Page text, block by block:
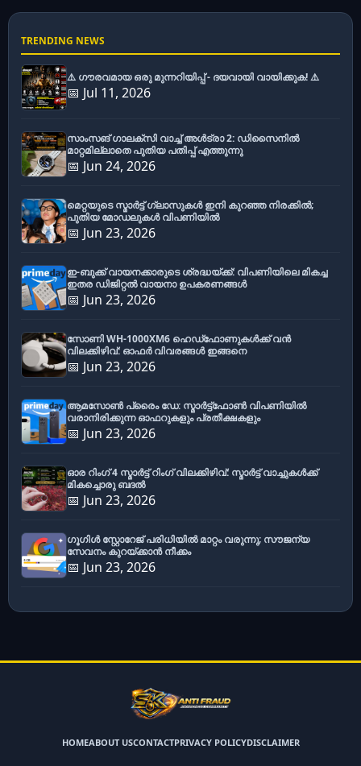
TRENDING NEWS
⚠️ ഗൗരവമായ ഒരു മുന്നറിയിപ്പ് - ദയവായി വായിക്കുക! ⚠️
📅 Jul 11, 2026
സാംസങ് ഗാലക്സി വാച്ച് അൾട്രാ 2: ഡിസൈനിൽ
മാറ്റമില്ലാതെ പുതിയ പതിപ്പ് എത്തുന്നു
📅 Jun 24, 2026
മെറ്റയുടെ സ്മാർട്ട് ഗ്ലാസുകൾ ഇനി കുറഞ്ഞ നിരക്കിൽ;
പുതിയ മോഡലുകൾ വിപണിയിൽ
📅 Jun 23, 2026
ഇ-ബുക്ക് വായനക്കാരുടെ ശ്രദ്ധയ്ക്ക്: വിപണിയിലെ മികച്ച
ഇതര ഡിജിറ്റൽ വായനാ ഉപകരണങ്ങൾ
📅 Jun 23, 2026
സോണി WH-1000XM6 ഹെഡ്‌ഫോണുകൾക്ക് വൻ
വിലക്കിഴിവ്: ഓഫർ വിവരങ്ങൾ ഇങ്ങനെ
📅 Jun 23, 2026
ആമസോൺ പ്രൈം ഡേ: സ്മാർട്ട്ഫോൺ വിപണിയിൽ
വരാനിരിക്കുന്ന ഓഫറുകളും പ്രതീക്ഷകളും
📅 Jun 23, 2026
ഓര റിംഗ് 4 സ്മാർട്ട് റിംഗ് വിലക്കിഴിവ്: സ്മാർട്ട് വാച്ചുകൾക്ക്
മികച്ചൊരു ബദൽ
📅 Jun 23, 2026
ഗൂഗിൾ സ്റ്റോറേജ് പരിധിയിൽ മാറ്റം വരുന്നു; സൗജന്യ
സേവനം കുറയ്ക്കാൻ നീക്കം
📅 Jun 23, 2026
HOMEABOUT USCONTACTPRIVACY POLICYDISCLAIMER